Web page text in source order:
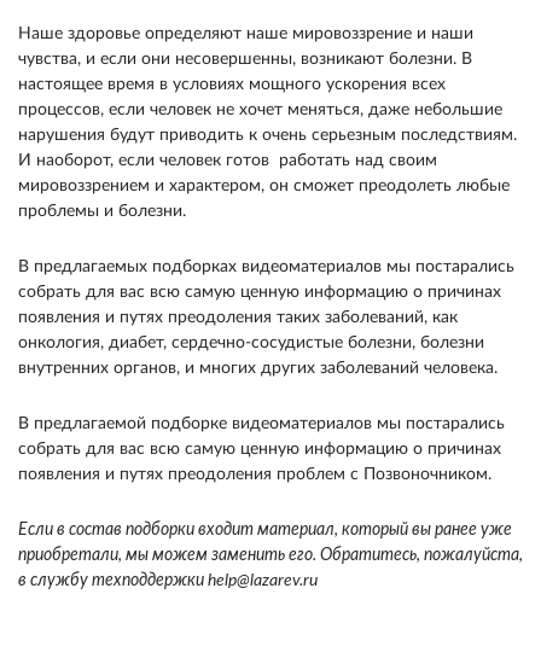
Наше здоровье определяют наше мировоззрение и наши
чувства, и если они несовершенны, возникают болезни. В
настоящее время в условиях мощного ускорения всех
процессов, если человек не хочет меняться, даже небольшие
нарушения будут приводить к очень серьезным последствиям.
И наоборот, если человек готов работать над своим
мировоззрением и характером, он сможет преодолеть любые
проблемы и болезни.
В предлагаемых подборках видеоматериалов мы постарались
собрать для вас всю самую ценную информацию о причинах
появления и путях преодоления таких заболеваний, как
онкология, диабет, сердечно-сосудистые болезни, болезни
внутренних органов, и многих других заболеваний человека.
В предлагаемой подборке видеоматериалов мы постарались
собрать для вас всю самую ценную информацию о причинах
появления и путях преодоления проблем с Позвоночником.
Если в состав подборки входит материал, который вы ранее уже
приобретали, мы можем заменить его. Обратитесь, пожалуйста,
в службу техподдержки help@lazarev.ru